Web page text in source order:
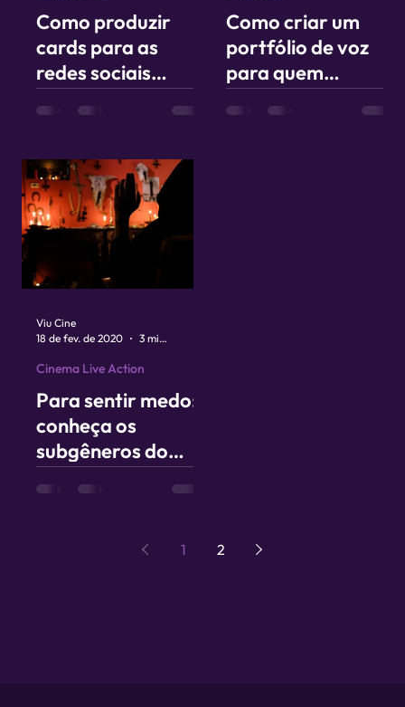
Como produzir
cards para as
redes sociais
celular?
Como criar um
portfólio de voz
para quem
dublagem e voz
Para sentir medo:
conheça os
subgêneros do
Cinema Live Action
Viu Cine
18 de fev. de 2020
3 min de leitura
1 2